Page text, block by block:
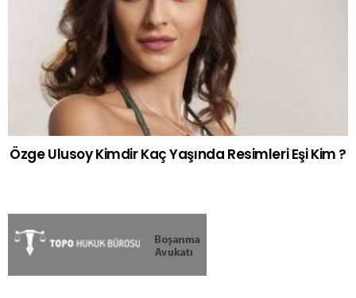
Özge Ulusoy Kimdir Kaç Yaşında Resimleri Eşi Kim ?